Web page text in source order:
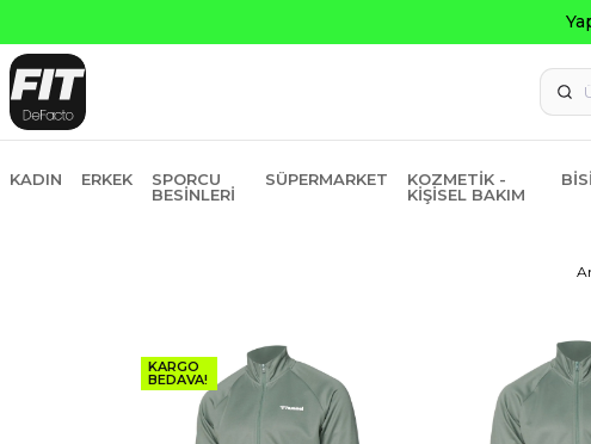
Yapı Kredi ve
KADIN ERKEK
SPORCU
BESINLERI
SÜPERMARKET
KOZMETIK -
KIŞISEL BAKIM
KARGO
BEDAVA!